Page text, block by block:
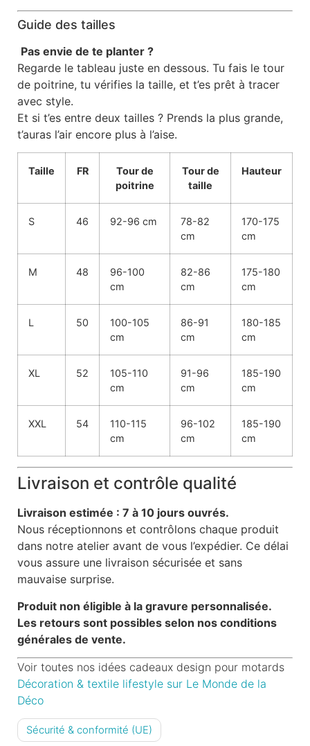
Guide des tailles
Pas envie de te planter ?
Regarde le tableau juste en dessous. Tu fais le tour
de poitrine, tu vérifies la taille, et t’es prêt à tracer
avec style.
Et si t’es entre deux tailles ? Prends la plus grande,
t’auras l’air encore plus à l’aise.
Taille FR
Tour de
poitrine
Tour de
taille
Hauteur
S 46 92-96 cm
78-82
cm
170-175
cm
M 48
96-100
cm
82-86
cm
175-180
cm
L 50
100-105
cm
86-91
cm
180-185
cm
XL 52
105-110
cm
91-96
cm
185-190
cm
XXL 54
110-115
cm
96-102
cm
185-190
cm
Livraison et contrôle qualité
Livraison estimée : 7 à 10 jours ouvrés.
Nous réceptionnons et contrôlons chaque produit
dans notre atelier avant de vous l’expédier. Ce délai
vous assure une livraison sécurisée et sans
mauvaise surprise.
Produit non éligible à la gravure personnalisée.
Les retours sont possibles selon nos conditions
générales de vente.
Voir toutes nos idées cadeaux design pour motards
Décoration & textile lifestyle sur Le Monde de la
Déco
Sécurité & conformité (UE)